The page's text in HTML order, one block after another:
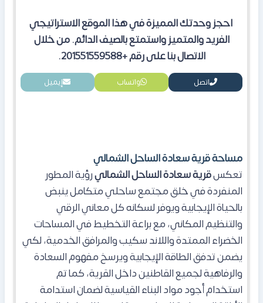
احجز وحدتك المميزة في هذا الموقع الاستراتيجي
الفريد والمتميز واستمتع بالصيف الدائم. من خلال
الاتصال بنا على رقم +201551559588.
اتصل واتساب إيميل
مساحة قرية سعادة الساحل الشمالي
تعكسقرية سعادة الساحل الشماليرؤية المطور
المنفردة في خلق مجتمع ساحلي متكامل ينبض
بالحياة الإيجابية ويوفر لسكانه كل معاني الرقي
والتنظيم المكاني، مع براعة التخطيط في المساحات
الخضراء الممتدة واللاند سكيب والمرافق الخدمية، لكي
يضمن تدفق الطاقة الإيجابية ويرسخ مفهوم السعادة
والرفاهية لجميع القاطنين داخل القرية، كما تم
استخدام أجود مواد البناء القياسية لضمان استدامة